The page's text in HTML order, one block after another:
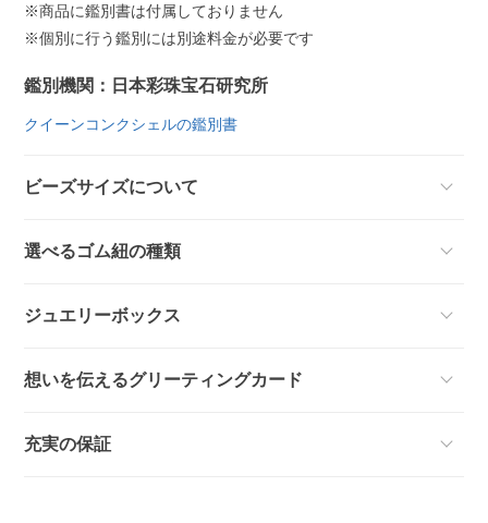
※商品に鑑別書は付属しておりません
※個別に行う鑑別には別途料金が必要です
鑑別機関：日本彩珠宝石研究所
クイーンコンクシェルの鑑別書
ビーズサイズについて
選べるゴム紐の種類
ジュエリーボックス
想いを伝えるグリーティングカード
充実の保証